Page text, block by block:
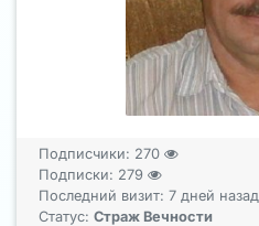
Подписчики: 270
Подписки: 279
Последний визит: 7 дней назад
Статус: Страж Вечности